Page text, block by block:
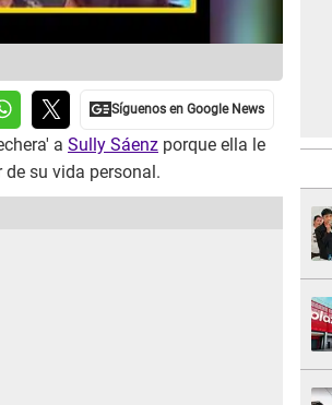
a Sully Sáenz porque ella le
su vida personal.